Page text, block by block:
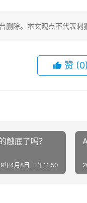
删除。本文观点不代表刺
赞 (0)
底了吗？
年4月8日 上午11:50